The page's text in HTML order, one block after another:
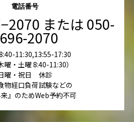
電話番号
または 050-
2070
11:30,13:55-17:30
・土曜 8:40-11:30）
曜・祝日 休診
物経口負荷試験などの
来』のためWeb予約不可